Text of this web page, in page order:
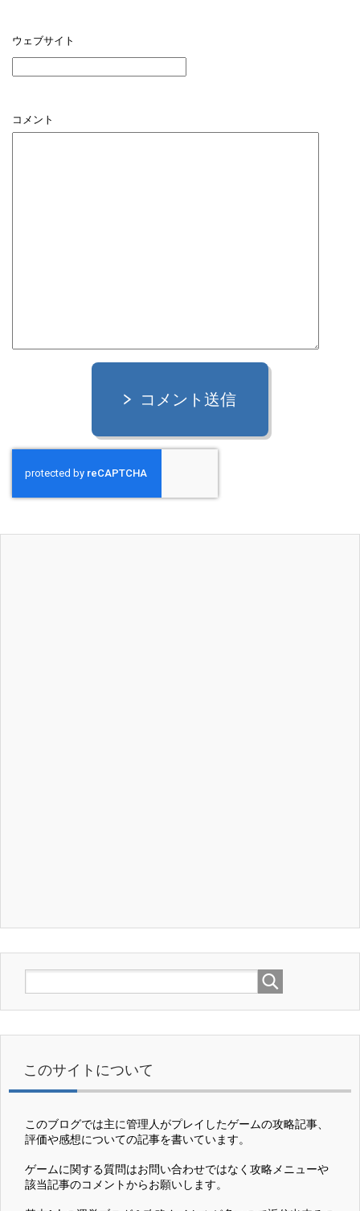
ウェブサイト
コメント
コメント送信
このサイトについて
このブログでは主に管理人がプレイしたゲームの攻略記事、
評価や感想についての記事を書いています。
ゲームに関する質問はお問い合わせではなく攻略メニューや
該当記事のコメントからお願いします。